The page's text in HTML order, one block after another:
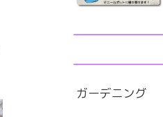
ガーデニング